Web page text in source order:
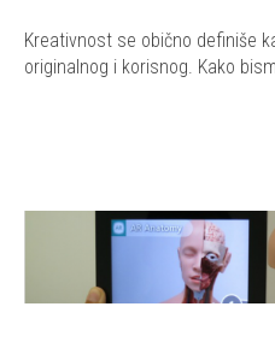
Kreativnost se obično definiše
originalnog i korisnog. Kako